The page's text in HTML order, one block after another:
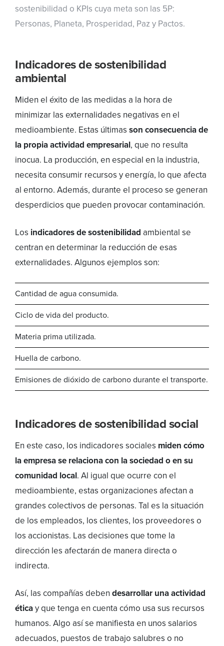
sostenibilidad o KPIs cuya meta son las 5P:
Personas, Planeta, Prosperidad, Paz y Pactos.
Indicadores de sostenibilidad
ambiental
Miden el éxito de las medidas a la hora de
minimizar las externalidades negativas en el
medioambiente. Estas últimas son consecuencia de
la propia actividad empresarial, que no resulta
inocua. La producción, en especial en la industria,
necesita consumir recursos y energía, lo que afecta
al entorno. Además, durante el proceso se generan
desperdicios que pueden provocar contaminación.
Los indicadores de sostenibilidad ambiental se
centran en determinar la reducción de esas
externalidades. Algunos ejemplos son:
Cantidad de agua consumida.
Ciclo de vida del producto.
Materia prima utilizada.
Huella de carbono.
Emisiones de dióxido de carbono durante el transporte.
Indicadores de sostenibilidad social
En este caso, los indicadores sociales miden cómo
la empresa se relaciona con la sociedad o en su
comunidad local. Al igual que ocurre con el
medioambiente, estas organizaciones afectan a
grandes colectivos de personas. Tal es la situación
de los empleados, los clientes, los proveedores o
los accionistas. Las decisiones que tome la
dirección les afectarán de manera directa o
indirecta.
Así, las compañías deben desarrollar una actividad
éticay que tenga en cuenta cómo usa sus recursos
humanos. Algo así se manifiesta en unos salarios
adecuados, puestos de trabajo salubres o no